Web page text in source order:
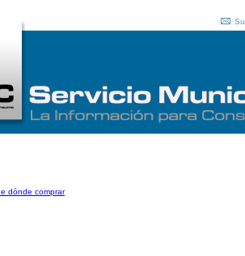
dónde comprar